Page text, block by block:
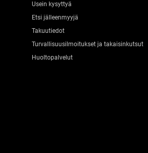
Usein kysyttyä
Etsi jälleenmyyjä
Takuutiedot
Turvallisuusilmoitukset ja takaisinkutsut
Huoltopalvelut